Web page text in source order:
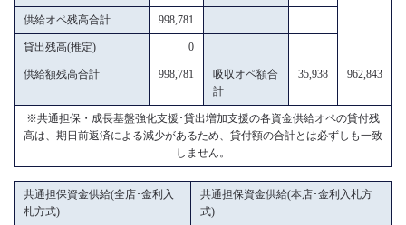
供給オペ残高合計 998,781
貸出残高(推定) 0
供給額残高合計 998,781
吸収オペ額合
計
35,938 962,843
※共通担保・成長基盤強化支援･貸出増加支援の各資金供給オペの貸付残
高は、期日前返済による減少があるため、貸付額の合計とは必ずしも一致
しません。
共通担保資金供給(全店･金利入
札方式)
共通担保資金供給(本店･金利入札方
式)